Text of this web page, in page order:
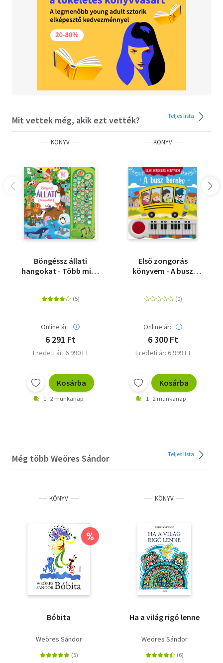
Mit vettek még, akik ezt vették? Teljes lista
KÖNYV
Böngéssz állati
hangokat - Több mint
Online ár:
6 291 Ft
Eredeti ár: 6 990 Ft
Kosárba
1 - 2 munkanap
KÖNYV
Első zongorás
könyvem - A busz
Online ár:
6 300 Ft
Eredeti ár: 6 999 Ft
Kosárba
1 - 2 munkanap
Még több Weöres Sándor Teljes lista
KÖNYV
%
Bóbita
Weöres Sándor
KÖNYV
Ha a világ rigó lenne
Weöres Sándor